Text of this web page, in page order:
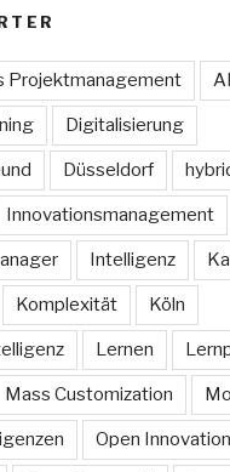
Projektmanagement AI
Digitalisierung
Düsseldorf
Innovationsmanagement
Intelligenz
Komplexität Köln
Lernen
Mass Customization
Open Innovation